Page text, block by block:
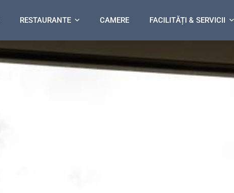
RESTAURANTE CAMERE FACILITĂȚI & SERVICII